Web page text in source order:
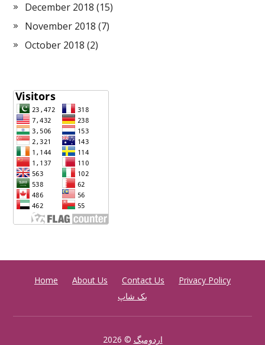
December 2018 (15)
November 2018 (7)
October 2018 (2)
Home About Us Contact Us
Privacy Policy
بک شاپ
اردومیگ © 2026